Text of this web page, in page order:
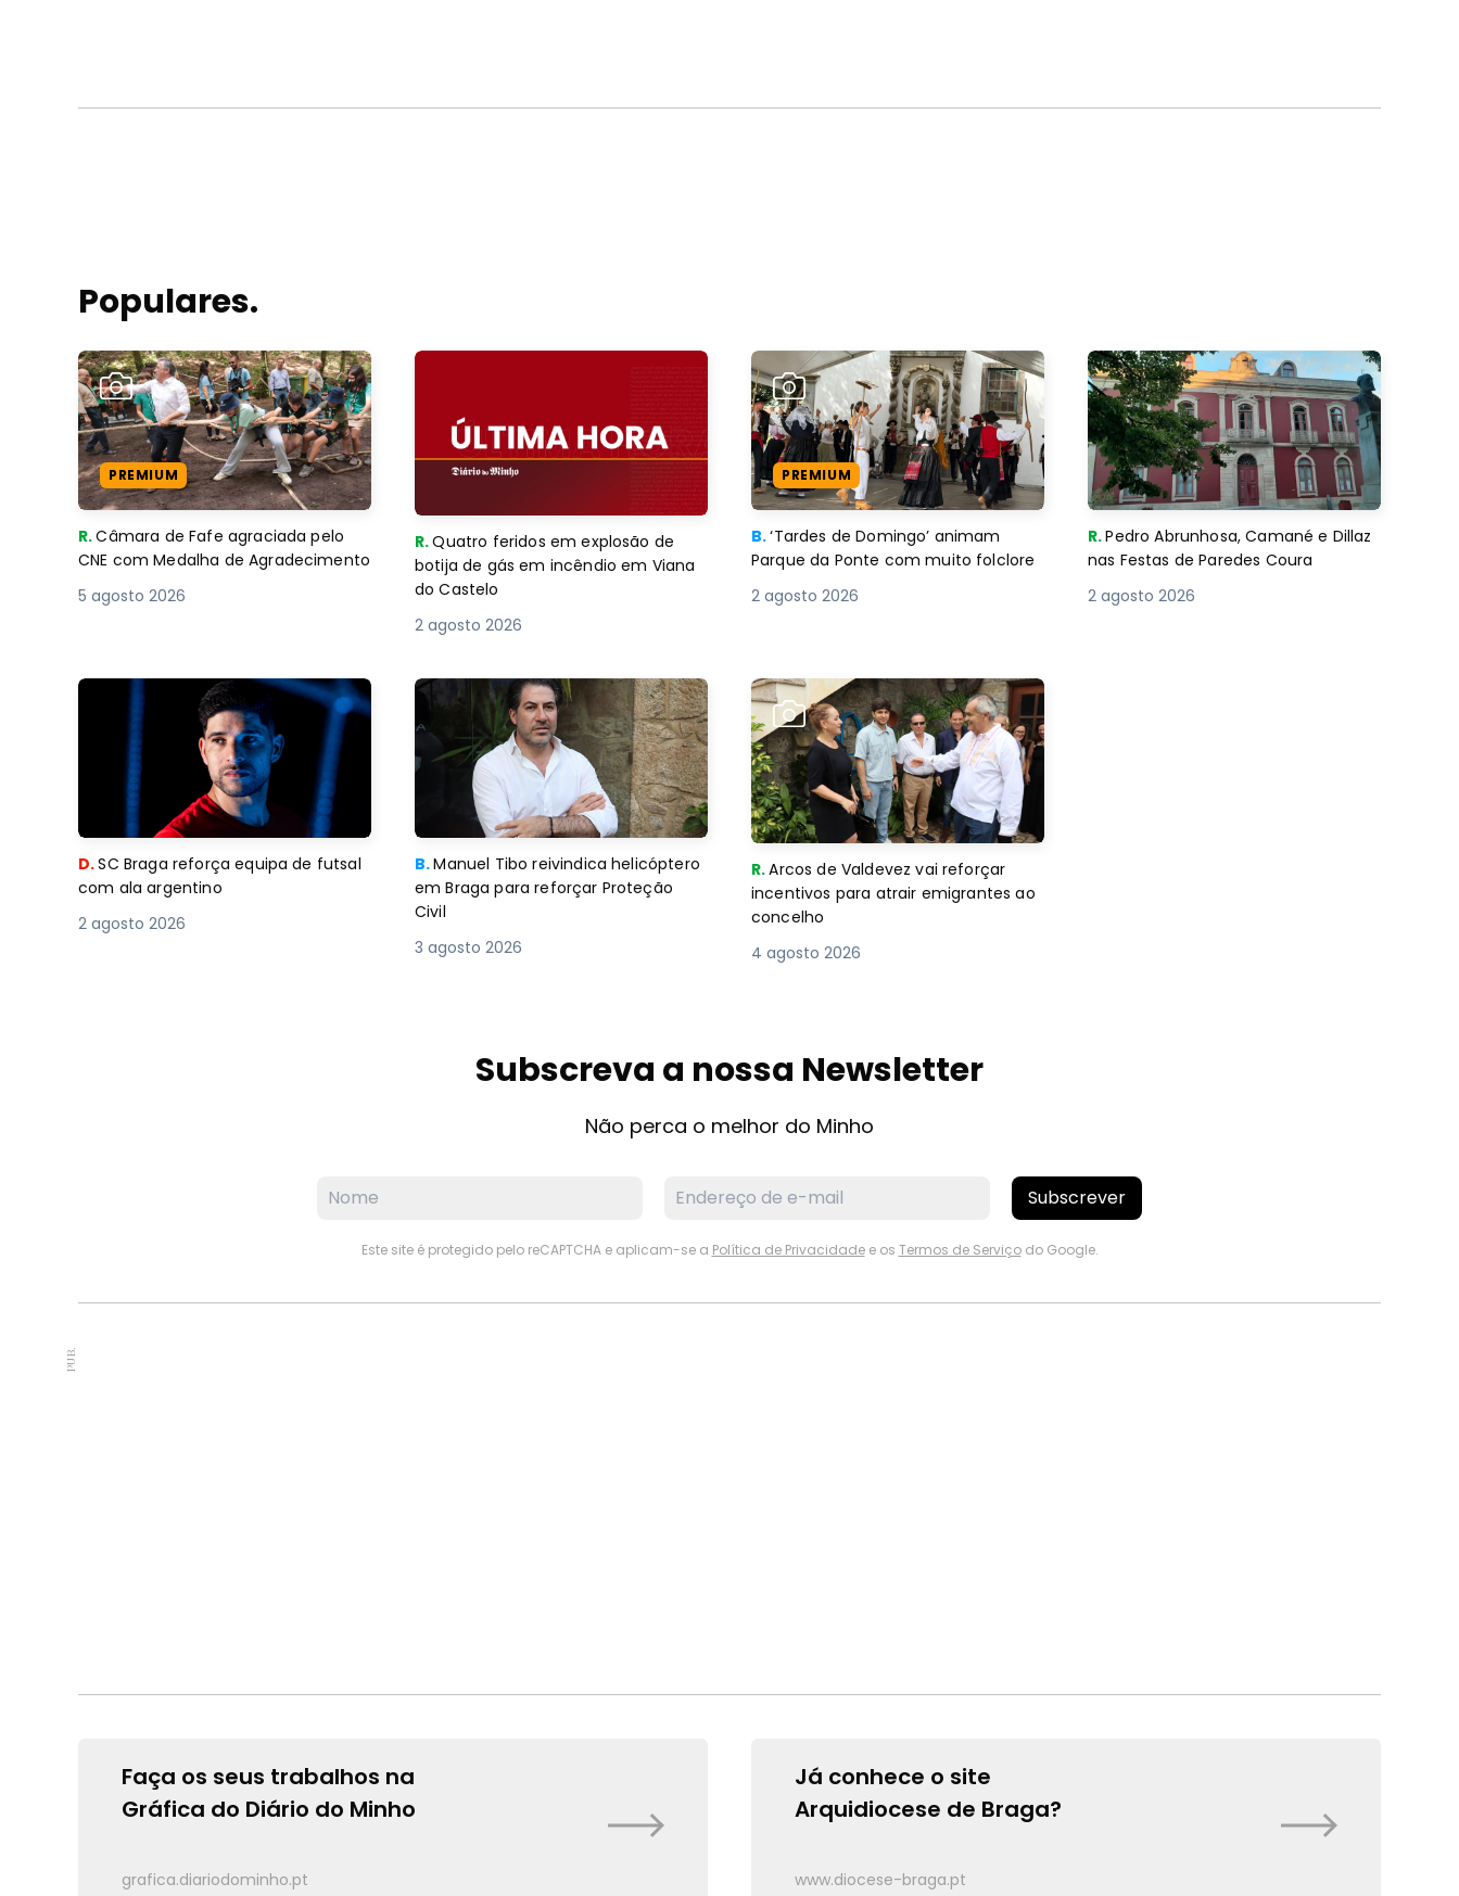
Populares.
PREMIUM
R.Câmara de Fafe agraciada pelo
CNE com Medalha de Agradecimento
5 agosto 2026
R.Quatro feridos em explosão de
botija de gás em incêndio em Viana
do Castelo
2 agosto 2026
PREMIUM
B.‘Tardes de Domingo’ animam
Parque da Ponte com muito folclore
2 agosto 2026
R.Pedro Abrunhosa, Camané e Dillaz
nas Festas de Paredes Coura
2 agosto 2026
D.SC Braga reforça equipa de futsal
com ala argentino
2 agosto 2026
B.Manuel Tibo reivindica helicóptero
em Braga para reforçar Proteção
Civil
3 agosto 2026
R.Arcos de Valdevez vai reforçar
incentivos para atrair emigrantes ao
concelho
4 agosto 2026
Subscreva a nossa Newsletter
Não perca o melhor do Minho
Subscrever
Este site é protegido pelo reCAPTCHA e aplicam-se a Política de Privacidadee os Termos de Serviçodo Google.
PUB.
Faça os seus trabalhos na
Gráfica do Diário do Minho
grafica.diariodominho.pt
Já conhece o site
Arquidiocese de Braga?
www.diocese-braga.pt